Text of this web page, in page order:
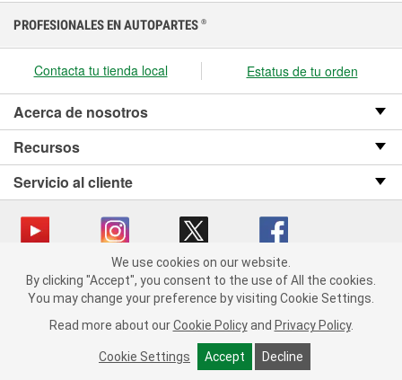
We use cookies on our website. By clicking "Accept", you consent
to the use of All the cookies.
You may change your preference by visiting Cookie Settings.
Read more about our Cookie Policy and Privacy Policy.
Cookie Settings Accept Decline
PROFESIONALES EN AUTOPARTES ®
Contacta tu tienda local Estatus de tu orden
Acerca de nosotros
Recursos
Servicio al cliente
Copyright © 2008-2026 O’Reilly Auto Parts v OST_3.2.0.0.729 (3) cv1361
catalog_main
Política de privacidad
Ley de transparencia en las cadenas de suministro
We use cookies on our website.
By clicking "Accept", you consent to the use of All the cookies.
You may change your preference by visiting Cookie Settings.
Read more about our Cookie Policy and Privacy Policy.
Cookie Settings Accept Decline